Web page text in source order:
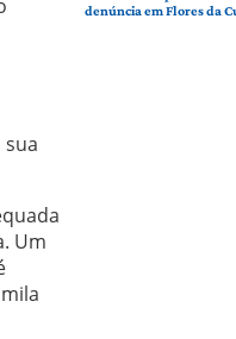
Um
denúncia em Flores da